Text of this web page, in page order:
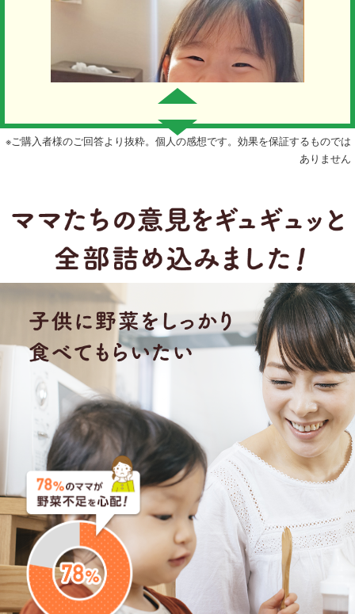
毎日ヨーグルトに混ぜて、食べています。最近は黄色や
赤が大好きでしたが、緑の美味しさも思い出したよう
で、緑を2.3日連続で食べています。
リピーター うっちー
2018年12月12日
★★★★ 利用歴：6ヶ月目
こどもフルーツ青汁は毎日朝ごはんの時とお風呂上がり
に一日2杯飲んでいます！少食な子で、ずっと栄養が足
りないかなって不安がありましたが、こどもフルーツ青
汁とカルシウムグミのおかげで、栄養補給が出来て私自
身の不安も軽減されました。これからも続けていきたい
と思います。よろしくお願いします！
※ご購入者様のご回答より抜粋。個人の感想です。効果を保証するものでは
ありません